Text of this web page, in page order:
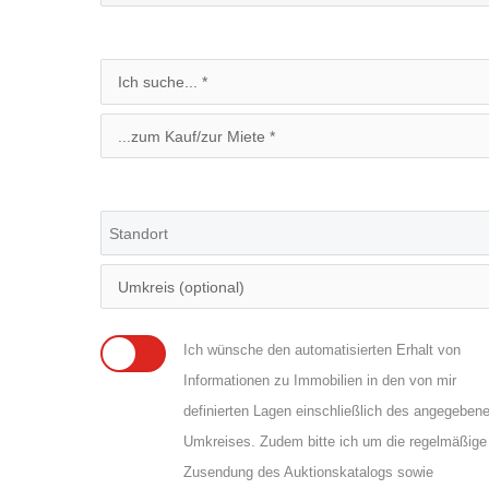
Ich wünsche den automatisierten Erhalt von
Informationen zu Immobilien in den von mir
definierten Lagen einschließlich des
Umkreises. Zudem bitte ich um die regelmäßige
Zusendung des Auktionskatalogs sowie